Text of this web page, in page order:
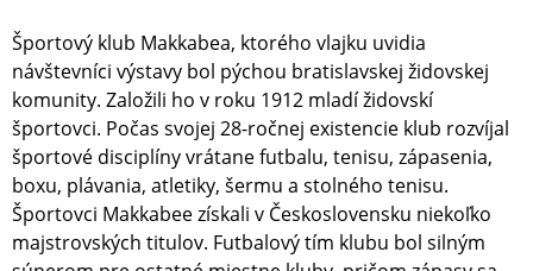
Športový klub Makkabea, ktorého vlajku uvidia
návštevníci výstavy bol pýchou bratislavskej židovskej
komunity. Založili ho v roku 1912 mladí židovskí
športovci. Počas svojej 28-ročnej existencie klub rozvíjal
športové disciplíny vrátane futbalu, tenisu, zápasenia,
boxu, plávania, atletiky, šermu a stolného tenisu.
Športovci Makkabee získali v Československu niekoľko
majstrovských titulov. Futbalový tím klubu bol silným